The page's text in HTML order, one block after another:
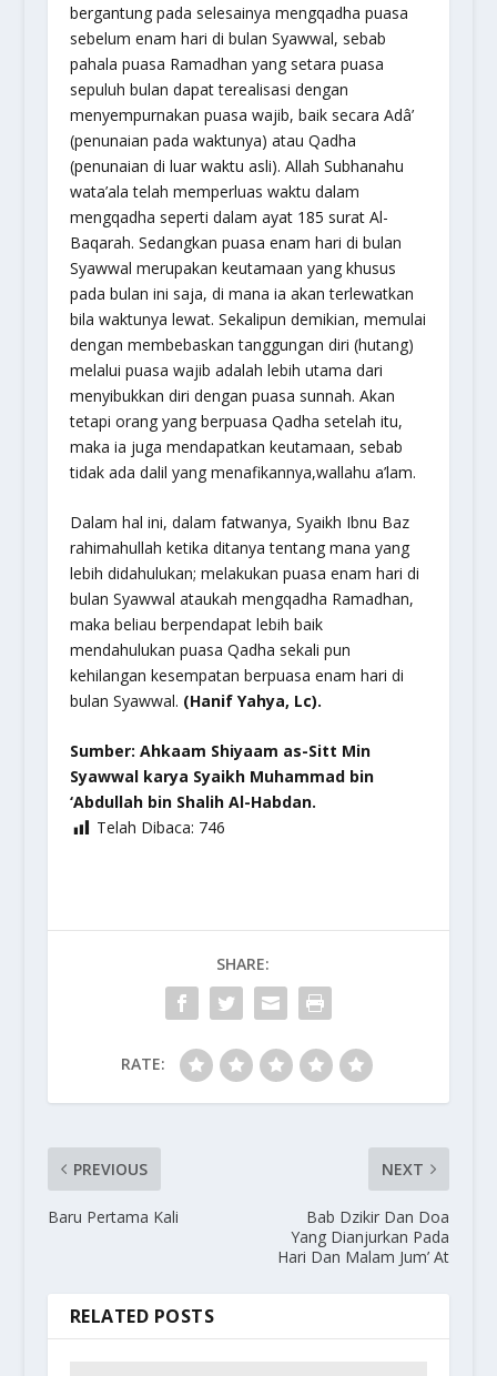
bergantung pada selesainya mengqadha puasa
sebelum enam hari di bulan Syawwal, sebab
pahala puasa Ramadhan yang setara puasa
sepuluh bulan dapat terealisasi dengan
menyempurnakan puasa wajib, baik secara Adâ’
(penunaian pada waktunya) atau Qadha
(penunaian di luar waktu asli). Allah Subhanahu
wata’ala telah memperluas waktu dalam
mengqadha seperti dalam ayat 185 surat Al-
Baqarah. Sedangkan puasa enam hari di bulan
Syawwal merupakan keutamaan yang khusus
pada bulan ini saja, di mana ia akan terlewatkan
bila waktunya lewat. Sekalipun demikian, memulai
dengan membebaskan tanggungan diri (hutang)
melalui puasa wajib adalah lebih utama dari
menyibukkan diri dengan puasa sunnah. Akan
tetapi orang yang berpuasa Qadha setelah itu,
maka ia juga mendapatkan keutamaan, sebab
tidak ada dalil yang menafikannya,wallahu a’lam.
Dalam hal ini, dalam fatwanya, Syaikh Ibnu Baz
rahimahullah ketika ditanya tentang mana yang
lebih didahulukan; melakukan puasa enam hari di
bulan Syawwal ataukah mengqadha Ramadhan,
maka beliau berpendapat lebih baik
mendahulukan puasa Qadha sekali pun
kehilangan kesempatan berpuasa enam hari di
bulan Syawwal. (Hanif Yahya, Lc).
Sumber: Ahkaam Shiyaam as-Sitt Min
Syawwal karya Syaikh Muhammad bin
‘Abdullah bin Shalih Al-Habdan.
Telah Dibaca: 746
SHARE:
RATE:
PREVIOUS
Baru Pertama Kali
NEXT
Bab Dzikir Dan Doa
Yang Dianjurkan Pada
Hari Dan Malam Jum’ At
RELATED POSTS